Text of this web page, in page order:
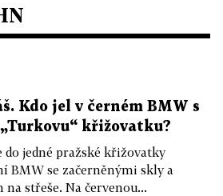
Kdo jel v černém BMW s
křižovatku?
do jedné pražské křižovatky
BMW se začerněnými skly a
střeše. Na červenou...